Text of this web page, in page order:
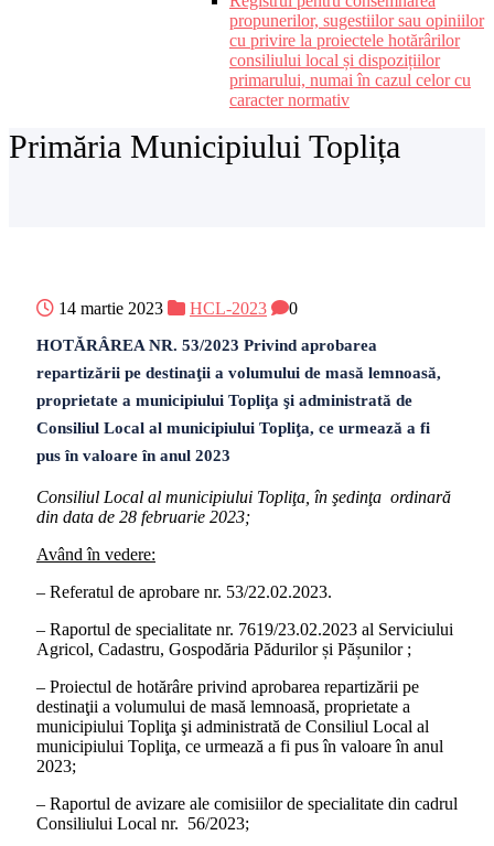
propunerilor, sugestiilor sau opiniilor
cu privire la proiectele hotărârilor
consiliului local și dispozițiilor
primarului, numai în cazul celor cu
caracter normativ
Primăria Municipiului Toplița
14 martie 2023 HCL-2023 0
HOTǍRÂREA NR. 53/2023 Privind aprobarea
repartizării pe destinaţii a volumului de masă lemnoasă,
proprietate a municipiului Topliţa şi administrată de
Consiliul Local al municipiului Topliţa, ce urmează a fi
pus în valoare în anul 2023
Consiliul Local al municipiului Topliţa, în şedinţa ordinară
din data de 28 februarie 2023;
Având în vedere:
– Referatul de aprobare nr. 53/22.02.2023.
– Raportul de specialitate nr. 7619/23.02.2023 al Serviciului
Agricol, Cadastru, Gospodăria Pădurilor și Pășunilor ;
– Proiectul de hotărâre privind aprobarea repartizării pe
destinaţii a volumului de masă lemnoasă, proprietate a
municipiului Topliţa şi administrată de Consiliul Local al
municipiului Topliţa, ce urmează a fi pus în valoare în anul
2023;
– Raportul de avizare ale comisiilor de specialitate din cadrul
Consiliului Local nr. 56/2023;